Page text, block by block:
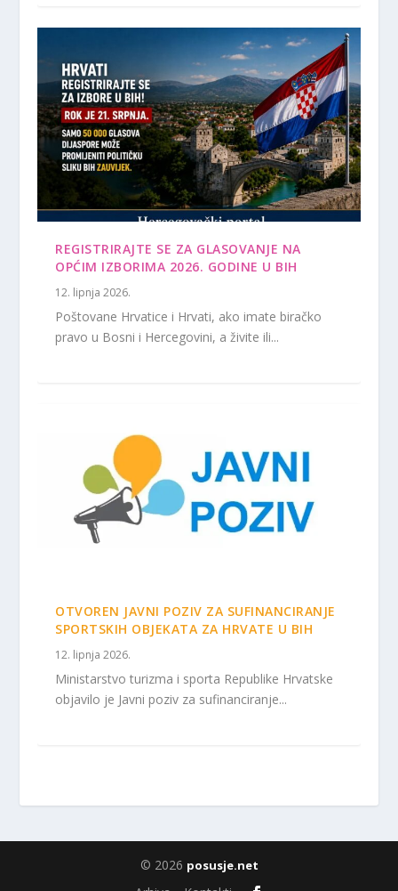
REGISTRIRAJTE SE ZA GLASOVANJE NA
OPĆIM IZBORIMA 2026. GODINE U BIH
12. lipnja 2026.
Poštovane Hrvatice i Hrvati, ako imate biračko
pravo u Bosni i Hercegovini, a živite ili...
OTVOREN JAVNI POZIV ZA SUFINANCIRANJE
SPORTSKIH OBJEKATA ZA HRVATE U BIH
12. lipnja 2026.
Ministarstvo turizma i sporta Republike Hrvatske
objavilo je Javni poziv za sufinanciranje...
© 2026 posusje.net